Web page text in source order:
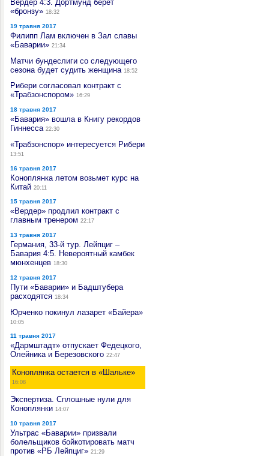
Вердер 4:3. Дортмунд берет
«бронзу» 18:32
19 травня 2017
Филипп Лам включен в Зал славы
«Баварии» 21:34
Матчи бундеслиги со следующего
сезона будет судить женщина 18:52
Рибери согласовал контракт с
«Трабзонспором» 16:29
18 травня 2017
«Бавария» вошла в Книгу рекордов
Гиннесса 22:30
«Трабзонспор» интересуется Рибери
13:51
16 травня 2017
Коноплянка летом возьмет курс на
Китай 20:11
15 травня 2017
«Вердер» продлил контракт с
главным тренером 22:17
13 травня 2017
Германия, 33-й тур. Лейпциг –
Бавария 4:5. Невероятный камбек
мюнхенцев 18:30
12 травня 2017
Пути «Баварии» и Бадштубера
расходятся 18:34
Юрченко покинул лазарет «Байера»
10:05
11 травня 2017
«Дармштадт» отпускает Федецкого,
Олейника и Березовского 22:47
Коноплянка остается в «Шальке»
16:08
Экспертиза. Сплошные нули для
Коноплянки 14:07
10 травня 2017
Ультрас «Баварии» призвали
болельщиков бойкотировать матч
против «РБ Лейпциг» 21:29